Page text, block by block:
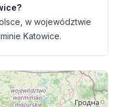
w województwie
Katowice.